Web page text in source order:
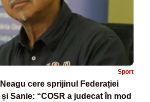
Sport
cere sprijinul Federației
Sanie: “COSR a judecat în mod